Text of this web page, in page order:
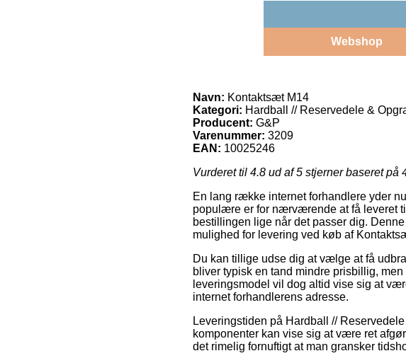
Webshop
Navn: Kontaktsæt M14
Kategori: Hardball // Reservedele &
Producent: G&P
Varenummer: 3209
EAN: 10025246
Vurderet til 4.8 ud af 5 stjerner baseret på
En lang række internet forhandlere yder
populære er for nærværende at få leveret
bestillingen lige når det passer dig.
mulighed for levering ved køb af
Du kan tillige udse dig at vælge at få
bliver typisk en tand mindre prisbillig,
leveringsmodel vil dog altid vise sig at
internet forhandlerens adresse.
Leveringstiden på Hardball //
komponenter kan vise sig at være ret
det rimelig fornuftigt at man gransker